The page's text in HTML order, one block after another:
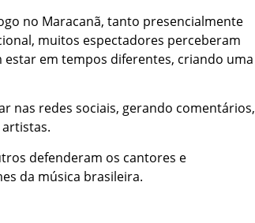
no Maracanã, tanto presencialmente
muitos espectadores perceberam
estar em tempos diferentes, criando uma
nas redes sociais, gerando comentários,
defenderam os cantores e
da música brasileira.